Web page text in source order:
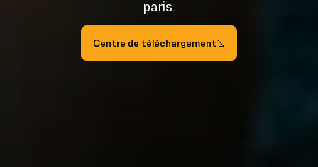
paris.
Centre de téléchargement